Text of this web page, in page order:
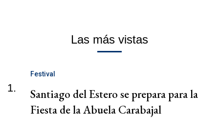
Las más vistas
1.
Festival
Santiago del Estero se prepara para la
Fiesta de la Abuela Carabajal